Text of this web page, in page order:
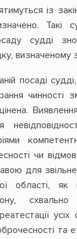
із
Такі
судді
визначеному
посаді
чинності
чи
для
області, як
та